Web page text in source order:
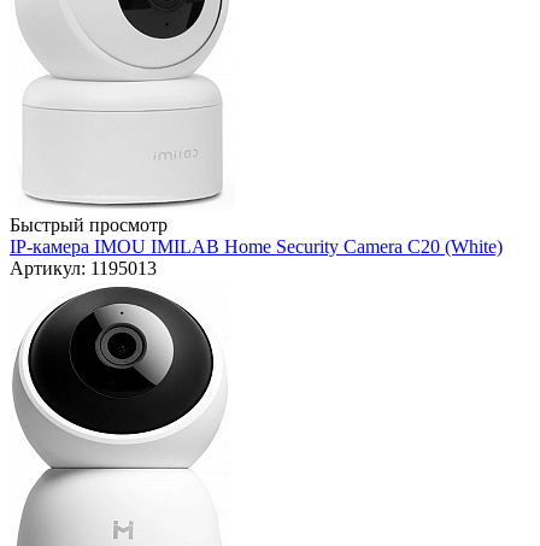
Быстрый просмотр
IP-камера IMOU IMILAB Home Security Camera C20 (White)
Артикул: 1195013